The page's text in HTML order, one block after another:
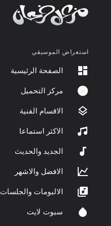
استعراض الموسيقي
الصفحة الرئيسية
مركز التحميل
الاقسام الفنية
الاكثر استماعا
الجديد والحديث
الافضل والاشهر
الالبومات والجلسات
سبوت لايت